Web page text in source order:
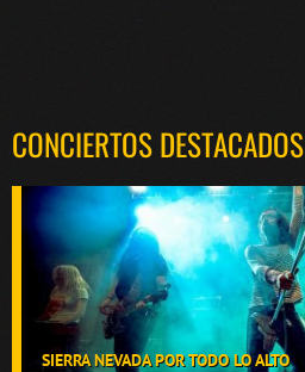
CONCIERTOS DESTACADOS
SIERRA NEVADA POR TODO LO ALTO